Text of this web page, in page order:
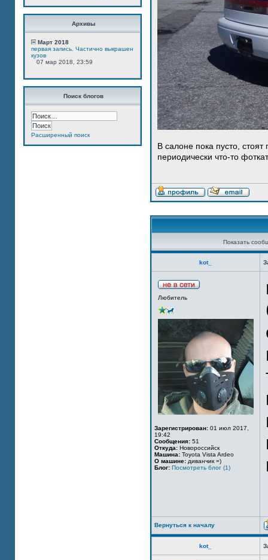
Архивы
Март 2018
первая запись. Частично выкрашен
кузов
07 мар 2018, 23:59
Поиск блогов
Расширенный поиск
В салоне пока пусто,
периодически что-то
Показать
kot_
Любитель
Зарегистрирован: 01 июл 2017,
19:42
Сообщения: 51
Откуда: Новороссийск
Машина: Toyota Vista Ardeo
О машине: диванчик =)
Блог: Посмотреть блог (1)
Вернуться к началу
kot_